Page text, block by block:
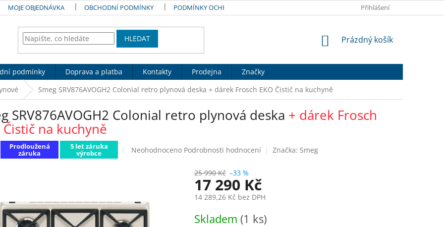
MOJE OBJEDNÁVKA OBCHODNÍ PODMÍNKY PODMÍNKY OCHRANY OSOBNÍCH ÚDAJŮ DOPRAVA A PLATBAPřihlášení
HLEDAT
NÁKUPNÍ
Prázdný košík
podmínky Doprava a platba Kontakty Prodejna
Značky
Smeg SRV876AVOGH2 Colonial retro plynová deska + dárek Frosch EKO Čistič na kuchyně
SRV876AVOGH2 Colonial retro plynová deska + dárek Frosch
Čistič na kuchyně
Prodloužená
záruka
5 let záruka
výrobce
Průměrné
5
hvězdiček.
Neohodnoceno Podrobnosti hodnocení Značka: Smeg
25 990 Kč –33 %
17 290 Kč
14 289,26 Kč bez DPH
cena:
Skladem (1 ks)